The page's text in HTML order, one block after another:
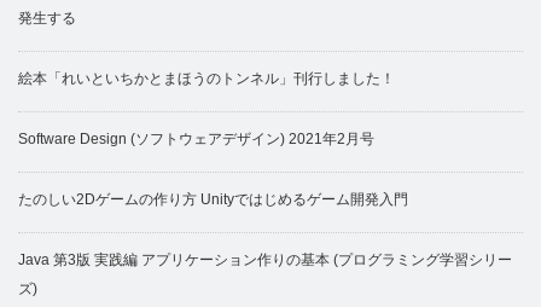
発生する
絵本「れいといちかとまほうのトンネル」刊行しました！
Software Design (ソフトウェアデザイン) 2021年2月号
たのしい2Dゲームの作り方 Unityではじめるゲーム開発入門
Java 第3版 実践編 アプリケーション作りの基本 (プログラミング学習シリー
ズ)